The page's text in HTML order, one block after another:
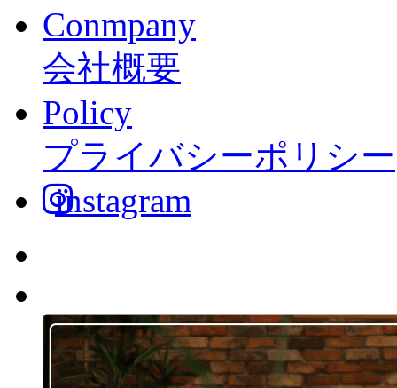
Conmpany
会社概要
Policy
プライバシーポリシー
instagram